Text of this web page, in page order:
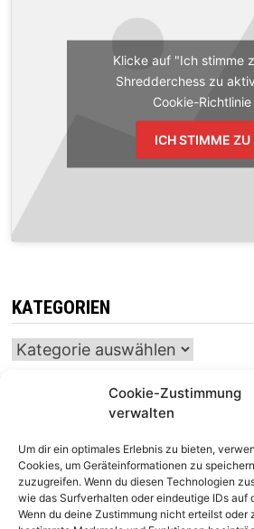
Cookie-Zustimmung
verwalten
Um dir ein optimales Erlebnis zu bieten,
Cookies, um Geräteinformationen zu
zuzugreifen. Wenn du diesen Technologien
wie das Surfverhalten oder eindeutige IDs auf
Wenn du deine Zustimmung nicht erteilst oder
Klicke auf "Ich stimme
Shredderchess zu
Cookie-Richtlinie
ICH STIMME ZU
KATEGORIEN
Kategorien